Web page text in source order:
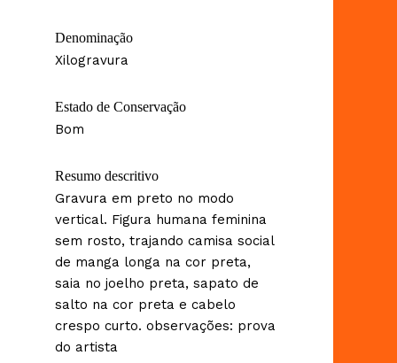
Denominação
Xilogravura
Estado de Conservação
Bom
Resumo descritivo
Gravura em preto no modo
vertical. Figura humana feminina
sem rosto, trajando camisa social
de manga longa na cor preta,
saia no joelho preta, sapato de
salto na cor preta e cabelo
crespo curto. observações: prova
do artista